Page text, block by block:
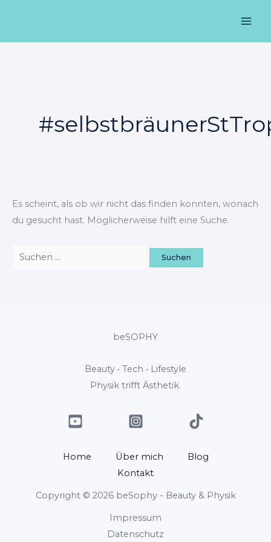
springen
Es scheint, als ob wir nicht das finden konnten, wonach
du gesucht hast. Möglicherweise hilft eine Suche.
beSOPHY
Beauty • Tech • Lifestyle
Physik trifft Ästhetik.
Home Über mich
Blog
Kontakt
Copyright © 2026 beSophy - Beauty & Physik
Impressum
Datenschutz